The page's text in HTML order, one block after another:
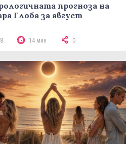
прогноза на
Глоба за август
14 мин 0